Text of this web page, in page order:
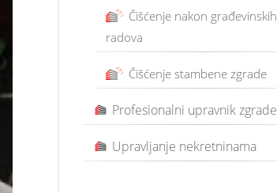
Čišćenje nakon građevinskih
radova
Čišćenje stambene zgrade
Profesionalni upravnik zgrade
Upravljanje nekretninama